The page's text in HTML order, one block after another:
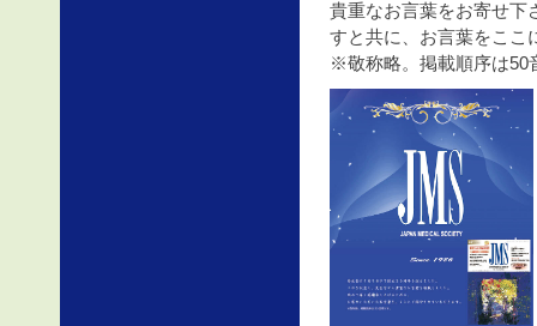
貴重なお言葉をお寄せ下
すと共に、お言葉をここ
※敬称略。掲載順序は50